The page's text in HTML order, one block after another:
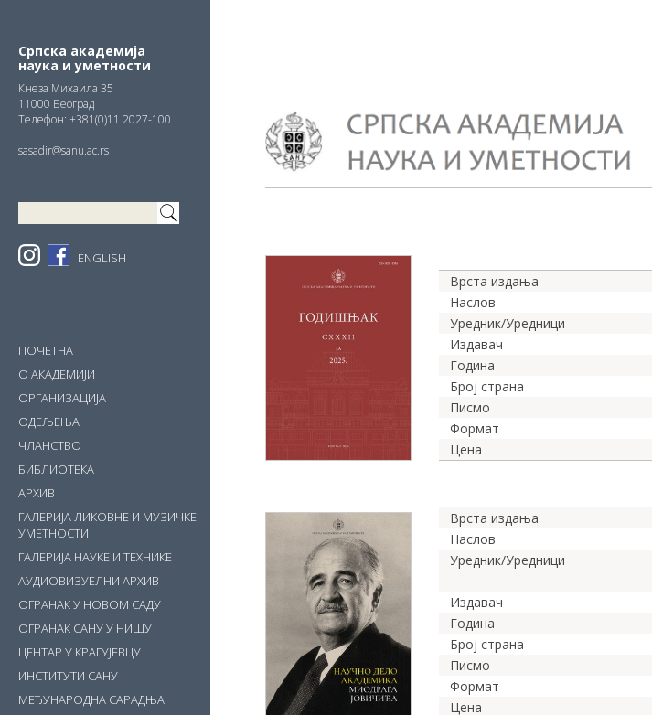
primary
navigation
main
content
primary
sidebar
Српска академија
наука и уметности
Кнезa Михаила 35
11000 Београд
Телефон: +381(0)11 2027-100
sasadir@sanu.ac.rs
ENGLISH
ПОЧЕТНА
О АКАДЕМИЈИ
ОРГАНИЗАЦИЈА
ОДЕЉЕЊА
ЧЛАНСТВО
БИБЛИОТЕКА
АРХИВ
ГАЛЕРИЈА ЛИКОВНЕ И МУЗИЧКЕ
УМЕТНОСТИ
ГАЛЕРИЈА НАУКЕ И ТЕХНИКЕ
АУДИОВИЗУЕЛНИ АРХИВ
ОГРАНАК У НОВОМ САДУ
ОГРАНАК САНУ У НИШУ
ЦЕНТАР У КРАГУЈЕВЦУ
ИНСТИТУТИ САНУ
МЕЂУНАРОДНА САРАДЊА
Врста издања
Наслов
Уредник/Уредници
Издавач
Година
Број страна
Писмо
Формат
Цена
Врста издања
Наслов
Уредник/Уредници
Издавач
Година
Број страна
Писмо
Формат
Цена